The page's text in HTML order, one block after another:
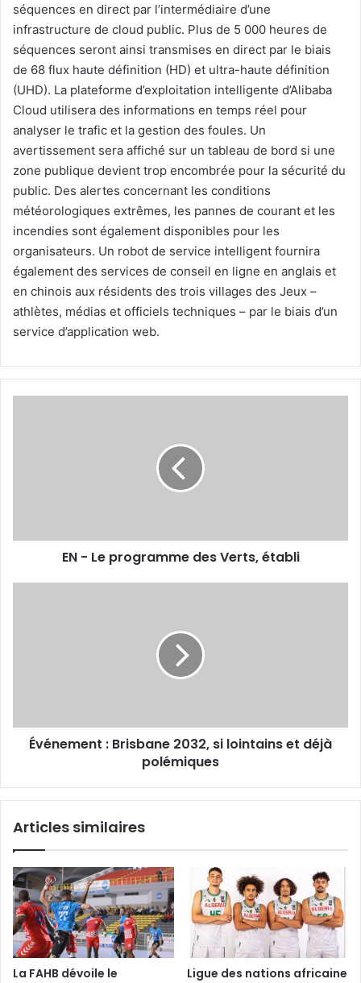
séquences en direct par l’intermédiaire d’une
infrastructure de cloud public. Plus de 5 000 heures de
séquences seront ainsi transmises en direct par le biais
de 68 flux haute définition (HD) et ultra-haute définition
(UHD). La plateforme d’exploitation intelligente d’Alibaba
Cloud utilisera des informations en temps réel pour
analyser le trafic et la gestion des foules. Un
avertissement sera affiché sur un tableau de bord si une
zone publique devient trop encombrée pour la sécurité du
public. Des alertes concernant les conditions
météorologiques extrêmes, les pannes de courant et les
incendies sont également disponibles pour les
organisateurs. Un robot de service intelligent fournira
également des services de conseil en ligne en anglais et
en chinois aux résidents des trois villages des Jeux –
athlètes, médias et officiels techniques – par le biais d’un
service d’application web.
EN - Le programme des Verts, établi
polémiques
Événement : Brisbane 2032, si lointains et déjà
polémiques
Articles similaires
La FAHB dévoile le
Ligue des nations africaine